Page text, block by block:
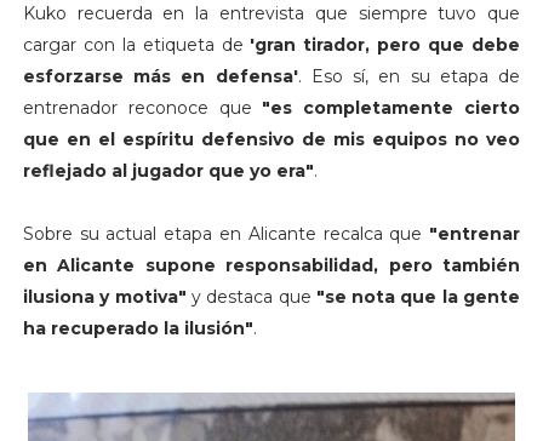
Kuko recuerda en la entrevista que siempre tuvo que
cargar con la etiqueta de 'gran tirador, pero que debe
esforzarse más en defensa'. Eso sí, en su etapa de
entrenador reconoce que "es completamente cierto
que en el espíritu defensivo de mis equipos no veo
reflejado al jugador que yo era".
Sobre su actual etapa en Alicante recalca que "entrenar
en Alicante supone responsabilidad, pero también
ilusiona y motiva" y destaca que "se nota que la gente
ha recuperado la ilusión".